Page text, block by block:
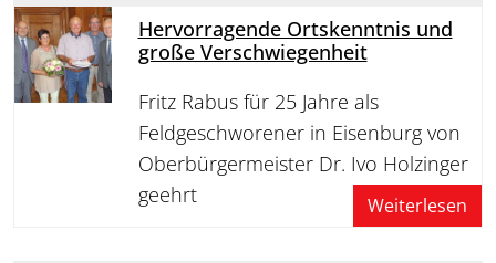
Hervorragende Ortskenntnis und
große Verschwiegenheit
Fritz Rabus für 25 Jahre als
Feldgeschworener in Eisenburg von
Oberbürgermeister Dr. Ivo Holzinger
geehrt
Weiterlesen